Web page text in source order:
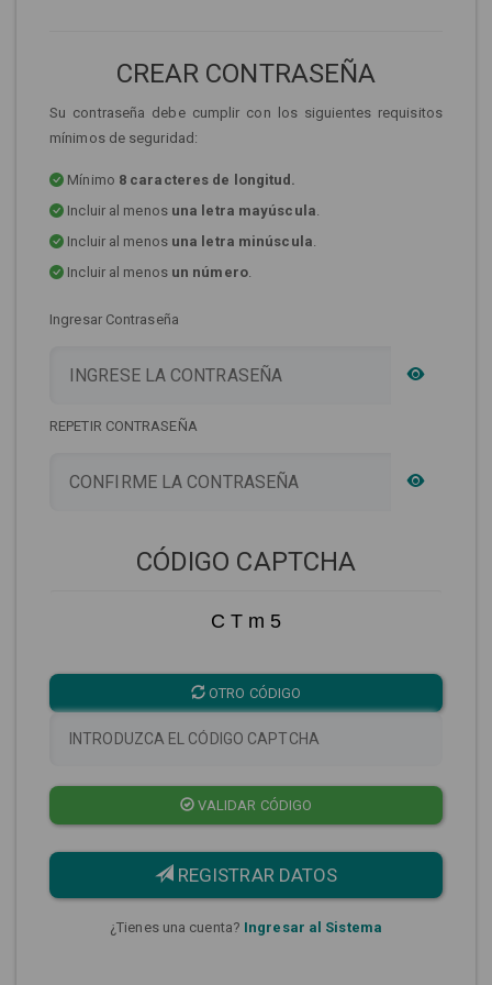
CREAR CONTRASEÑA
Su contraseña debe cumplir con los siguientes requisitos
mínimos de seguridad:
Mínimo 8 caracteres de longitud.
Incluir al menos una letra mayúscula.
Incluir al menos una letra minúscula.
Incluir al menos un número.
Ingresar Contraseña
REPETIR CONTRASEÑA
CÓDIGO CAPTCHA
C T m 5
OTRO CÓDIGO
VALIDAR CÓDIGO
REGISTRAR DATOS
¿Tienes una cuenta? Ingresar al Sistema